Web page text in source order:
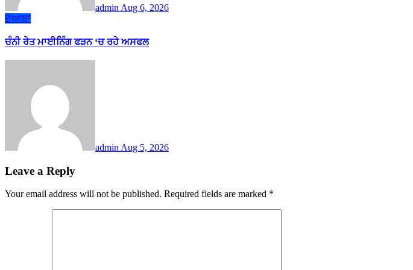
admin Aug 6, 2026
ਦੋਆਬਾ
ਚੰਨੀ ਰੇਤ ਮਾਈਨਿੰਗ ਫੜਨ ‘ਚ ਰਹੇ ਅਸਫਲ
admin Aug 5, 2026
Leave a Reply
Your email address will not be published. Required fields are marked *